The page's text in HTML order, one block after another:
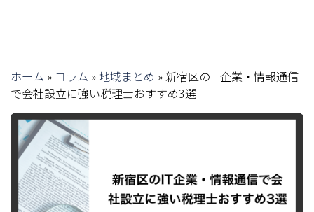
ホーム » コラム » 地域まとめ »新宿区のIT企業・情報通信
で会社設立に強い税理士おすすめ3選